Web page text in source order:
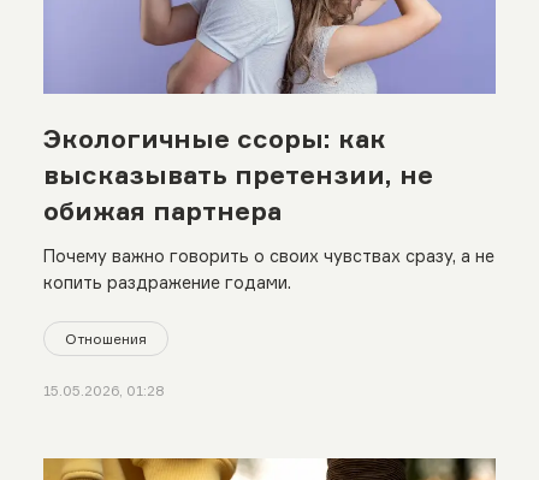
Экологичные ссоры: как
высказывать претензии, не
обижая партнера
Почему важно говорить о своих чувствах сразу, а не
копить раздражение годами.
Отношения
15.05.2026, 01:28